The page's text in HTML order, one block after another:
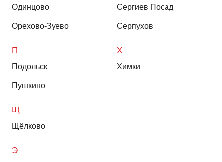
Одинцово
Орехово-Зуево
П
Подольск
Пушкино
Сергиев Посад
Серпухов
Х
Химки
Щ
Щёлково
Э